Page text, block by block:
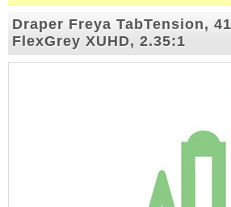
Draper Freya TabTension,
FlexGrey XUHD, 2.35:1